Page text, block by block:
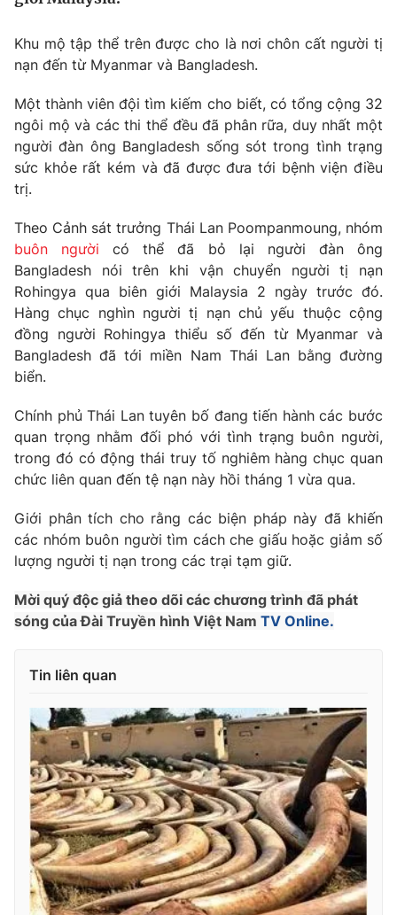
Thế giới đó đây
Câu chuyện quốc tế
Thị trường
Góc doanh nghiệp
Dữ liệu và đời sống
Phim VTV
Hậu trường
Nhân vật
Khán giả
Giải sao mai
Giải trí
Điện ảnh
Sao
Đời sống
Du lịch
Làm đẹp
Chất lượng cuộc sống
Giáo dục
Tuyển sinh
Học trực tuyến
Công nghệ
Hitech Công nghệ tương lai
Sản phẩm
Tư vấn
Giao lưu trực tuyến
Chuyên mục khác
Photo Infographic
Video Shorts video
Thị trường 24h Tấm lòng Việt
VTV4 Vươn mình bằng AI
VTV9 VTV8
Liên hệ tòa soạn English
Khu mộ tập thể trên được cho là nơi chôn cất người tị
nạn đến từ Myanmar và Bangladesh.
Một thành viên đội tìm kiếm cho biết, có tổng cộng 32
ngôi mộ và các thi thể đều đã phân rữa, duy nhất một
người đàn ông Bangladesh sống sót trong tình trạng
sức khỏe rất kém và đã được đưa tới bệnh viện điều
trị.
Theo Cảnh sát trưởng Thái Lan Poompanmoung, nhóm
buôn người có thể đã bỏ lại người đàn ông
Bangladesh nói trên khi vận chuyển người tị nạn
Rohingya qua biên giới Malaysia 2 ngày trước đó.
Hàng chục nghìn người tị nạn chủ yếu thuộc cộng
đồng người Rohingya thiểu số đến từ Myanmar và
Bangladesh đã tới miền Nam Thái Lan bằng đường
biển.
Chính phủ Thái Lan tuyên bố đang tiến hành các bước
quan trọng nhằm đối phó với tình trạng buôn người,
trong đó có động thái truy tố nghiêm hàng chục quan
chức liên quan đến tệ nạn này hồi tháng 1 vừa qua.
Giới phân tích cho rằng các biện pháp này đã khiến
các nhóm buôn người tìm cách che giấu hoặc giảm số
lượng người tị nạn trong các trại tạm giữ.
Mời quý độc giả theo dõi các chương trình đã phát
sóng của Đài Truyền hình Việt Nam TV Online.
Tin liên quan